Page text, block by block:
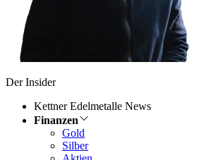
Der Insider
Kettner Edelmetalle News
Finanzen
Gold
Silber